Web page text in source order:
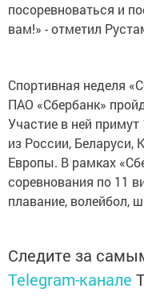
посоревноваться и
вам!» - отметил
Спортивная неделя
ПАО «Сбербанк»
Участие в ней
из России, Беларуси,
Европы. В рамках
соревнования по 11
плавание, волейбол,
Следите за
Telegram-канале